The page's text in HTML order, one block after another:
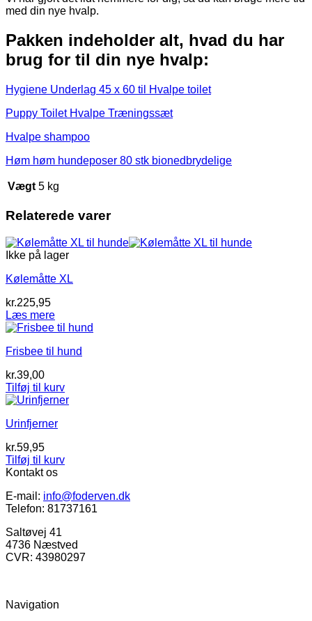
med din nye hvalp.
Pakken indeholder alt, hvad du har
brug for til din nye hvalp:
Hygiene Underlag 45 x 60 til Hvalpe toilet
Puppy Toilet Hvalpe Træningssæt
Hvalpe shampoo
Høm høm hundeposer 80 stk bionedbrydelige
Vægt 5 kg
Relaterede varer
Ikke på lager
Kølemåtte XL
kr.225,95
Læs mere
Frisbee til hund
kr.39,00
Tilføj til kurv
Urinfjerner
kr.59,95
Tilføj til kurv
Kontakt os
E-mail: info@foderven.dk
Telefon: 81737161
Saltøvej 41
4736 Næstved
CVR: 43980297
Navigation